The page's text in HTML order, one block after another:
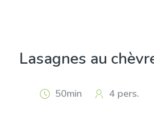
Lasagnes au
50min 4 pers.